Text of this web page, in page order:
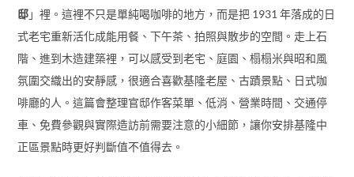
邸」裡。這裡不只是單純喝咖啡的地方，而是把 1931 年落成的日
式老宅重新活化成能用餐、下午茶、拍照與散步的空間。走上石
階、進到木造建築裡，可以感受到老宅、庭園、榻榻米與昭和風
氛圍交織出的安靜感，很適合喜歡基隆老屋、古蹟景點、日式咖
啡廳的人。這篇會整理官邸作客菜單、低消、營業時間、交通停
車、免費參觀與實際造訪前需要注意的小細節，讓你安排基隆中
正區景點時更好判斷值不值得去。